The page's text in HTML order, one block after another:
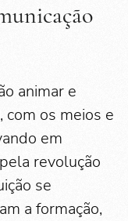
animar e
com os meios e
em
revolução
se
a formação,